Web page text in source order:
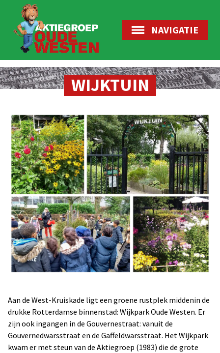
NAVIGATIE
WIJKTUIN
Aan de West-Kruiskade ligt een groene rustplek middenin de
drukke Rotterdamse binnenstad: Wijkpark Oude Westen. Er
zijn ook ingangen in de Gouvernestraat: vanuit de
Gouvernedwarsstraat en de Gaffeldwarsstraat. Het Wijkpark
kwam er met steun van de Aktiegroep (1983) die de grote